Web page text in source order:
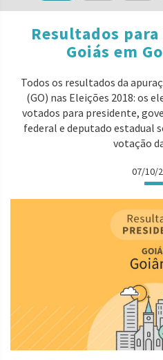
Resultados
Goiás em
Todos os resultados da
(GO) nas Eleições 2018: os
votados para presidente,
federal e deputado estadual
votação
07/10/